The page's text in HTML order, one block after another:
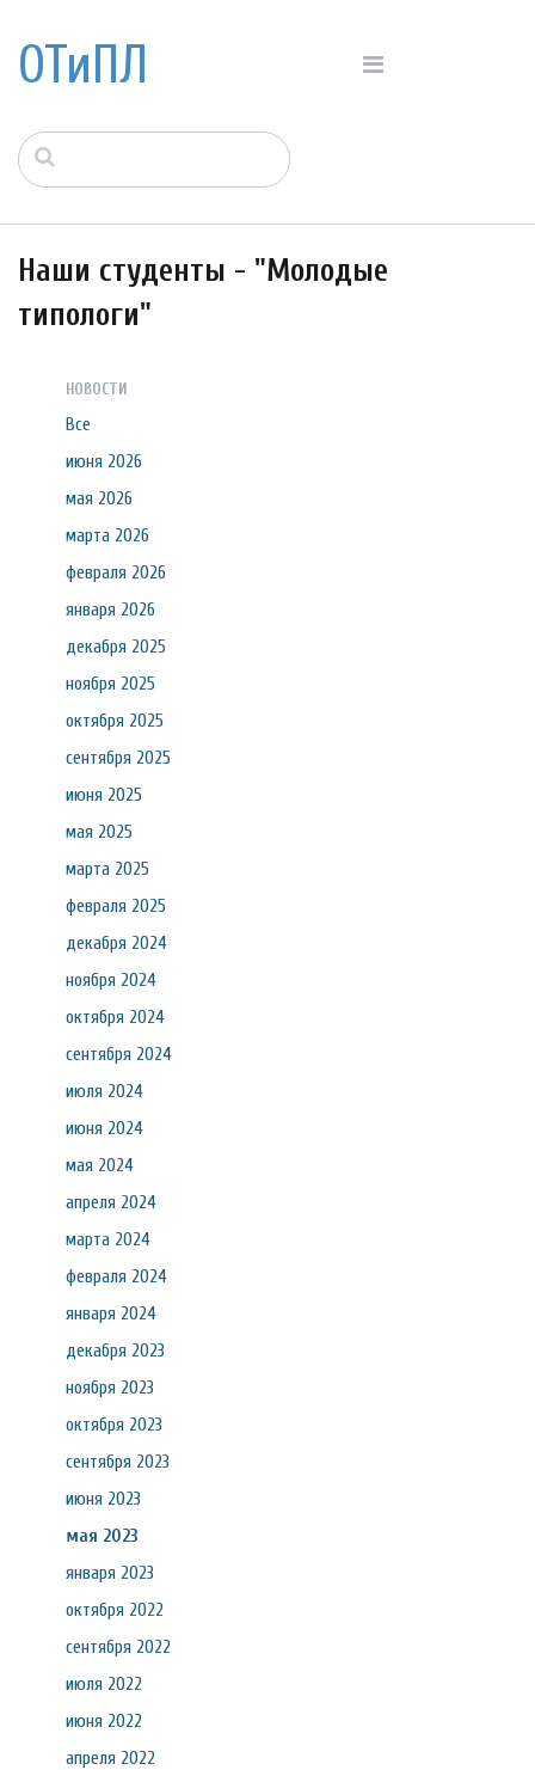
ОТиПЛ
Наши студенты - "Молодые
типологи"
НОВОСТИ
Все
июня 2026
мая 2026
марта 2026
февраля 2026
января 2026
декабря 2025
ноября 2025
октября 2025
сентября 2025
июня 2025
мая 2025
марта 2025
февраля 2025
декабря 2024
ноября 2024
октября 2024
сентября 2024
июля 2024
июня 2024
мая 2024
апреля 2024
марта 2024
февраля 2024
января 2024
декабря 2023
ноября 2023
октября 2023
сентября 2023
июня 2023
мая 2023
января 2023
октября 2022
сентября 2022
июля 2022
июня 2022
апреля 2022